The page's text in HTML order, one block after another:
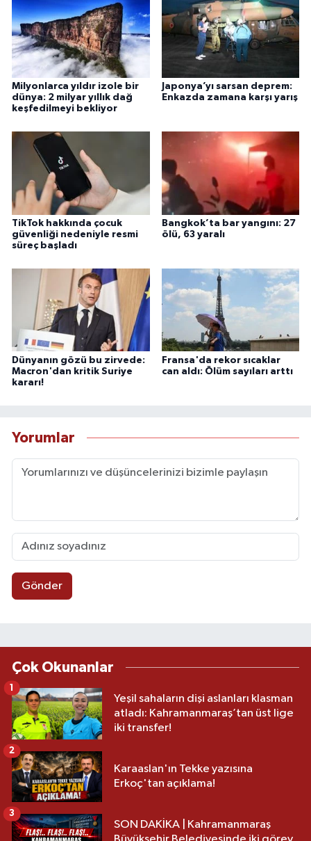
Milyonlarca yıldır izole bir
dünya: 2 milyar yıllık dağ
keşfedilmeyi bekliyor
Japonya’yı sarsan deprem:
Enkazda zamana karşı yarış
TikTok hakkında çocuk
güvenliği nedeniyle resmi
süreç başladı
Bangkok’ta bar yangını: 27
ölü, 63 yaralı
Dünyanın gözü bu zirvede:
Macron'dan kritik Suriye
kararı!
Fransa'da rekor sıcaklar
can aldı: Ölüm sayıları arttı
Yorumlar
Gönder
Çok Okunanlar
Yeşil sahaların dişi aslanları klasman
atladı: Kahramanmaraş’tan üst lige
iki transfer!
1
Karaaslan'ın Tekke yazısına
Erkoç'tan açıklama!
2
SON DAKİKA | Kahramanmaraş
3